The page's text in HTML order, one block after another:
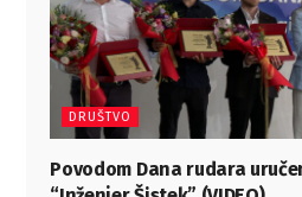
DRUŠTVO
Povodom Dana rudara